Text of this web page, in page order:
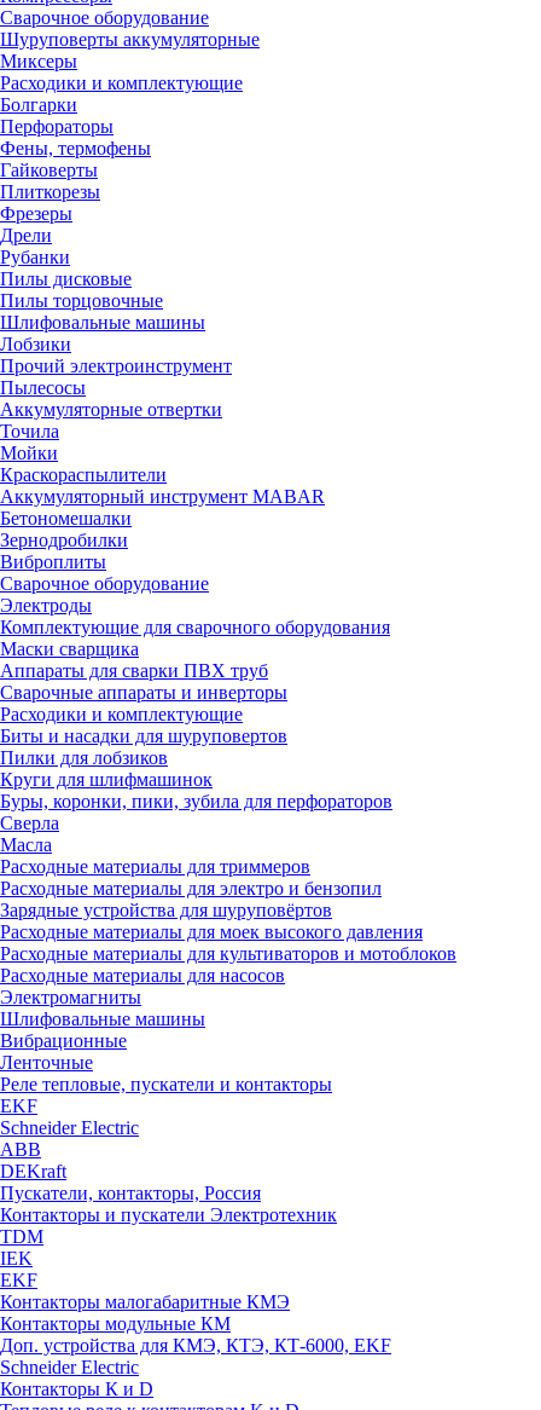
Сварочное оборудование
Шуруповерты аккумуляторные
Миксеры
Расходики и комплектующие
Болгарки
Перфораторы
Фены, термофены
Гайковерты
Плиткорезы
Фрезеры
Дрели
Рубанки
Пилы дисковые
Пилы торцовочные
Шлифовальные машины
Лобзики
Прочий электроинструмент
Пылесосы
Аккумуляторные отвертки
Точила
Мойки
Краскораспылители
Аккумуляторный инструмент MABAR
Бетономешалки
Зернодробилки
Виброплиты
Сварочное оборудование
Электроды
Комплектующие для сварочного оборудования
Маски сварщика
Аппараты для сварки ПВХ труб
Сварочные аппараты и инверторы
Расходики и комплектующие
Биты и насадки для шуруповертов
Пилки для лобзиков
Круги для шлифмашинок
Буры, коронки, пики, зубила для перфораторов
Сверла
Масла
Расходные материалы для триммеров
Расходные материалы для электро и бензопил
Зарядные устройства для шуруповёртов
Расходные материалы для моек высокого давления
Расходные материалы для культиваторов и мотоблоков
Расходные материалы для насосов
Электромагниты
Шлифовальные машины
Вибрационные
Ленточные
Реле тепловые, пускатели и контакторы
EKF
Schneider Electric
ABB
DEKraft
Пускатели, контакторы, Россия
Контакторы и пускатели Электротехник
TDM
IEK
EKF
Контакторы малогабаритные КМЭ
Контакторы модульные КМ
Доп. устройства для КМЭ, КТЭ, КТ-6000, EKF
Schneider Electric
Контакторы К и D